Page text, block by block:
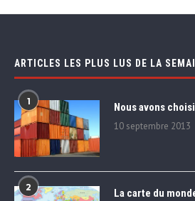
ARTICLES LES PLUS LUS DE LA
1 Nous avons
10 septembre 2013
2
La carte du